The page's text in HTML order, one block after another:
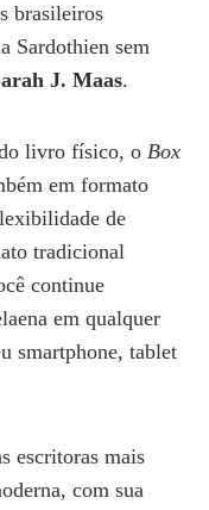
brasileiros
Sardothien sem
J. Maas.
livro físico, o Box
em formato
de
tradicional
continue
em qualquer
smartphone, tablet
escritoras mais
com sua